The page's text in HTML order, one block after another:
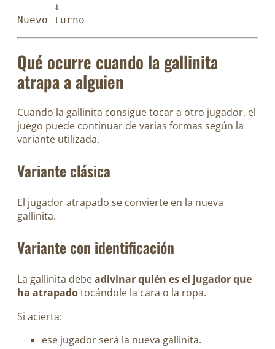
      ↓
Nuevo turno
Qué ocurre cuando la gallinita
atrapa a alguien
Cuando la gallinita consigue tocar a otro jugador, el
juego puede continuar de varias formas según la
variante utilizada.
Variante clásica
El jugador atrapado se convierte en la nueva
gallinita.
Variante con identificación
La gallinita debeadivinar quién es el jugador que
ha atrapadotocándole la cara o la ropa.
Si acierta:
ese jugador será la nueva gallinita.